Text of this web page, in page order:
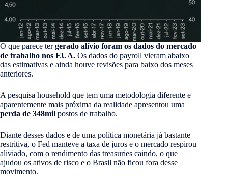
O que parece tergerado alívio foram os dados do mercado
de trabalho nos EUA. Os dados do payroll vieram abaixo
das estimativas e ainda houve revisões para baixo dos meses
anteriores.
A pesquisa household que tem uma metodologia diferente e
aparentemente mais próxima da realidade apresentou uma
perda de 348mil postos de trabalho.
Diante desses dados e de uma política monetária já bastante
restritiva, o Fed manteve a taxa de juros e o mercado respirou
aliviado, com o rendimento das treasuries caindo, o que
ajudou os ativos de risco e o Brasil não ficou fora desse
movimento.